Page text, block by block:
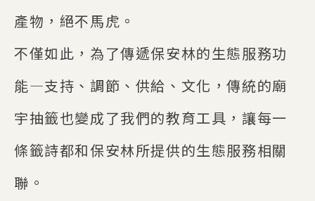
產物，絕不馬虎。
不僅如此，為了傳遞保安林的生態服務功
能—支持、調節、供給、文化，傳統的廟
宇抽籤也變成了我們的教育工具，讓每一
條籤詩都和保安林所提供的生態服務相關
聯。